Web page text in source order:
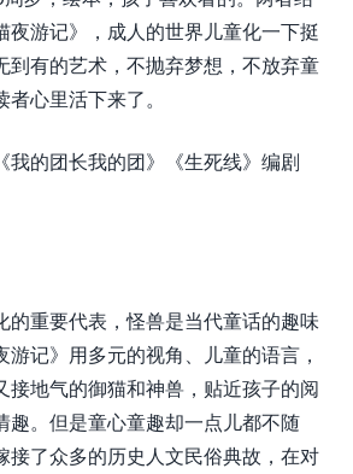
夜游记》，成人的世界儿童化一下挺
到有的艺术，不抛弃梦想，不放弃童
心里活下来了。
我的团长我的团》《生死线》编剧
的重要代表，怪兽是当代童话的趣味
记》用多元的视角、儿童的语言，
接地气的御猫和神兽，贴近孩子的阅
趣。但是童心童趣却一点儿都不随
接了众多的历史人文民俗典故，在对